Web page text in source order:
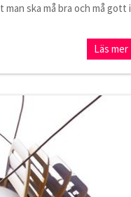
ska må bra och må gott i
Läs mer